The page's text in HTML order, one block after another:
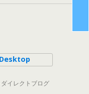
Desktop
イレクトブログ